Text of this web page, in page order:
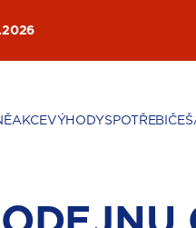
AKCEVÝHODYSPOTŘEBIČE